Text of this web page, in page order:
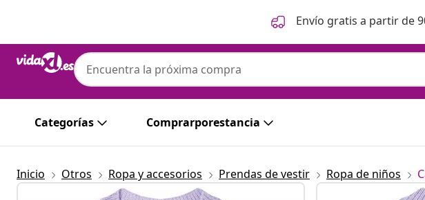
Envío gratis a partir de
Categorías Comprarporestancia
Inicio Otros Ropa y accesorios Prendas de vestir Ropa de niños